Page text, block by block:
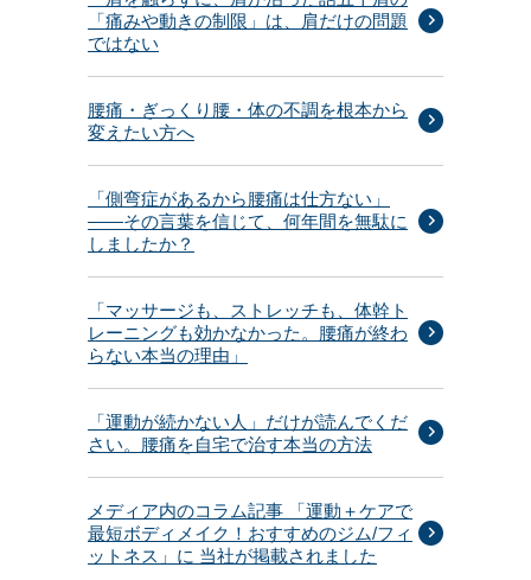
「痛みや動きの制限」は、肩だけの問題
ではない
腰痛・ぎっくり腰・体の不調を根本から
変えたい方へ
「側弯症があるから腰痛は仕方ない」
——その言葉を信じて、何年間を無駄に
しましたか？
「マッサージも、ストレッチも、体幹ト
レーニングも効かなかった。腰痛が終わ
らない本当の理由」
「運動が続かない人」だけが読んでくだ
さい。腰痛を自宅で治す本当の方法
メディア内のコラム記事 「運動＋ケアで
最短ボディメイク！おすすめのジム/フィ
ットネス」に 当社が掲載されました